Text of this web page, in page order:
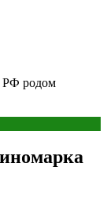
РФ родом